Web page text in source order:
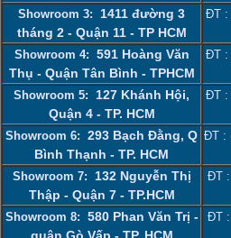
Showroom 3: 1411 đường 3
tháng 2 - Quận 11 - TP HCM
ĐT :
Showroom 4: 591 Hoàng Văn
Thụ - Quận Tân Bình - TPHCM
ĐT :
Showroom 5: 127 Khánh Hội,
Quận 4 - TP. HCM
ĐT :
Showroom 6: 293 Bạch Đằng, Q
Bình Thạnh - TP. HCM
ĐT :
Showroom 7: 132 Nguyễn Thị
Thập - Quận 7 - TP.HCM
ĐT :
Showroom 8: 580 Phan Văn Trị -
quận Gò Vấp - TP. HCM
ĐT :